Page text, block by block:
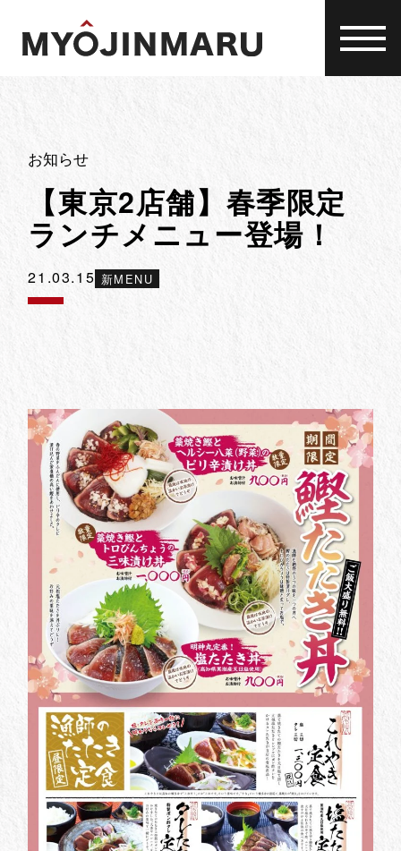
content
お知らせ
【東京2店舗】春季限定
ランチメニュー登場！
21.03.15 新MENU